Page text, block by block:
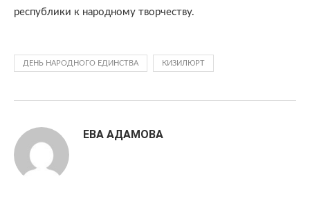
республики к народному творчеству.
ДЕНЬ НАРОДНОГО ЕДИНСТВА КИЗИЛЮРТ
ЕВА АДАМОВА